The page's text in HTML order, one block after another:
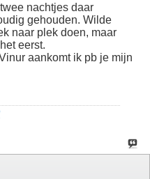
nachtjes daar
gehouden. Wilde
naar plek doen, maar
eerst.
aankomt ik pb je mijn